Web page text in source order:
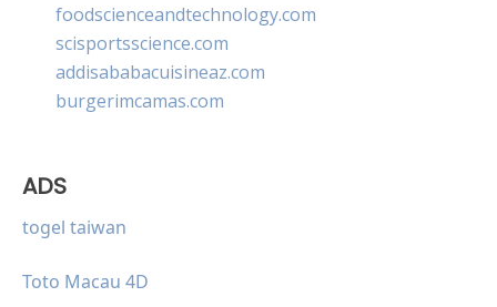
foodscienceandtechnology.com
scisportsscience.com
addisababacuisineaz.com
burgerimcamas.com
ADS
togel taiwan
Toto Macau 4D